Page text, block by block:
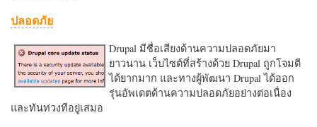
ปลอดภัย
Drupal มีชื่อเสียงด้านความปลอดภัยมา
ยาวนาน เว็บไซต์ที่สร้างด้วย Drupal ถูกโจมตี
ได้ยากมาก และทางผู้พัฒนา Drupal ได้ออก
รุ่นอัพเดตด้านความปลอดภัยอย่างต่อเนื่อง
และทันท่วงทีอยู่เสมอ